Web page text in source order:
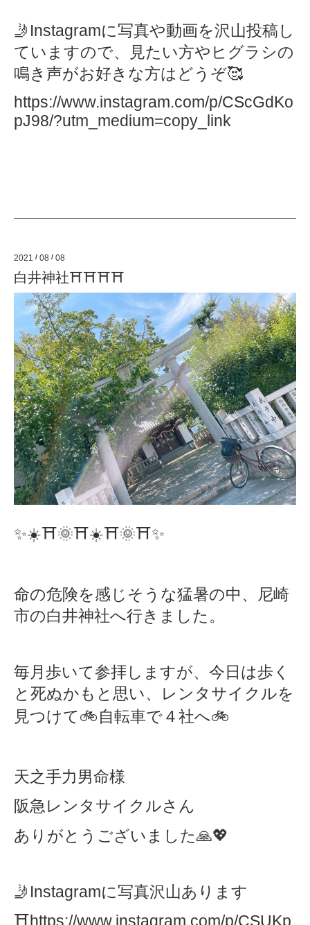
🤳 Instagramに写真や動画を沢山投稿し
ていますので、見たい方やヒグラシの
鳴き声がお好きな方はどうぞ🥰
https://www.instagram.com/p/CScGdKo
pJ98/?utm_medium=copy_link
2021 / 08 / 08
白井神社⛩⛩⛩⛩
✨☀️⛩🌞⛩☀️⛩🌞⛩✨
命の危険を感じそうな猛暑の中、尼崎
市の白井神社へ行きました。
毎月歩いて参拝しますが、今日は歩く
と死ぬかもと思い、レンタサイクルを
見つけて🚲自転車で４社へ🚲
天之手力男命様
阪急レンタサイクルさん
ありがとうございました🙏💖
🤳 Instagramに写真沢山あります
⛩https://www.instagram.com/p/CSUKp